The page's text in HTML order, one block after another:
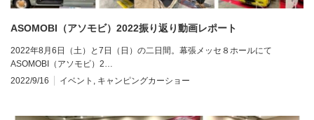
ASOMOBI（アソモビ）2022振り返り動画レポート
2022年8月6日（土）と7日（日）の二日間。幕張メッセ８ホールにて
ASOMOBI（アソモビ）2…
2022/9/16
イベント , キャンピングカーショー